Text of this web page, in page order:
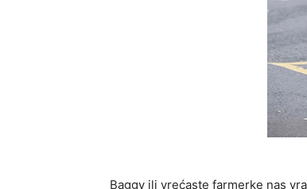
Baggy ili vrećaste farmerke nas